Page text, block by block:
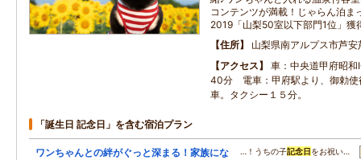
コンテンツが満載！じゃらん泊ま
2019「山梨50室以下部門1位」獲
住所
山梨県南アルプス市芦
アクセス
車：中央道甲府昭
40分 電車：甲府駅より、御勅使
車。タクシー１５分。
「誕生日 記念日」を含む宿泊プラン
ワンちゃんとの絆がぐっと深まる！家族にな
…！うちの子記念日 をお祝い…